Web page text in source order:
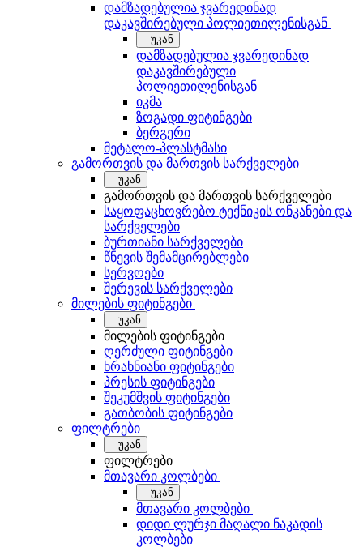
დამზადებულია ჯვარედინად
დაკავშირებული პოლიეთილენისგან
უკან
დამზადებულია ჯვარედინად
დაკავშირებული
პოლიეთილენისგან
იკმა
ზოგადი ფიტინგები
ბერგერი
მეტალო-პლასტმასი
გამორთვის და მართვის სარქველები
უკან
გამორთვის და მართვის სარქველები
საყოფაცხოვრებო ტექნიკის ონკანები და
სარქველები
ბურთიანი სარქველები
წნევის შემამცირებლები
სერვოები
შერევის სარქველები
მილების ფიტინგები
უკან
მილების ფიტინგები
ღერძული ფიტინგები
ხრახნიანი ფიტინგები
პრესის ფიტინგები
შეკუმშვის ფიტინგები
გათბობის ფიტინგები
ფილტრები
უკან
ფილტრები
მთავარი კოლბები
უკან
მთავარი კოლბები
დიდი ლურჯი მაღალი ნაკადის
კოლბები